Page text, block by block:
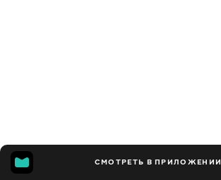
СМОТРЕТЬ В ПРИЛОЖЕНИИ